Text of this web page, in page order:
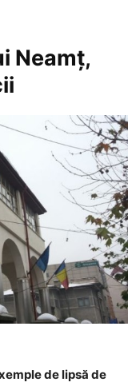
Neamț,
de lipsă de